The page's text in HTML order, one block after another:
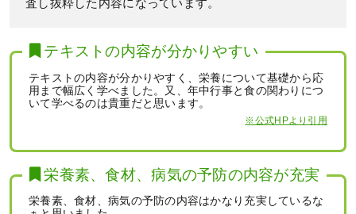
査し抜粋した内容になっています。
テキストの内容が分かりやすい
テキストの内容が分かりやすく、栄養について基礎から応
用まで幅広く学べました。又、年中行事と食の関わりにつ
いて学べるのは貴重だと思います。
※公式HPより引用
栄養素、食材、病気の予防の内容が充実
栄養素、食材、病気の予防の内容はかなり充実しているな